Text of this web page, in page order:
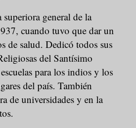
general de la
cuando tuvo que dar un
de salud. Dedicó todos sus
del Santísimo
para los indios y los
del país. También
de universidades y en la